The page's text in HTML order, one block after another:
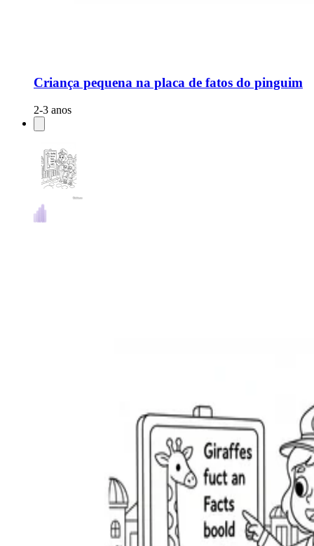
Criança pequena na placa de fatos do pinguim
2-3 anos